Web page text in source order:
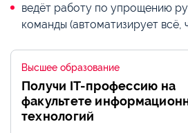
ведёт работу по упрощению
команды (автоматизирует всё,
Высшее образование
Получи IT-профессию на
факультете
технологий